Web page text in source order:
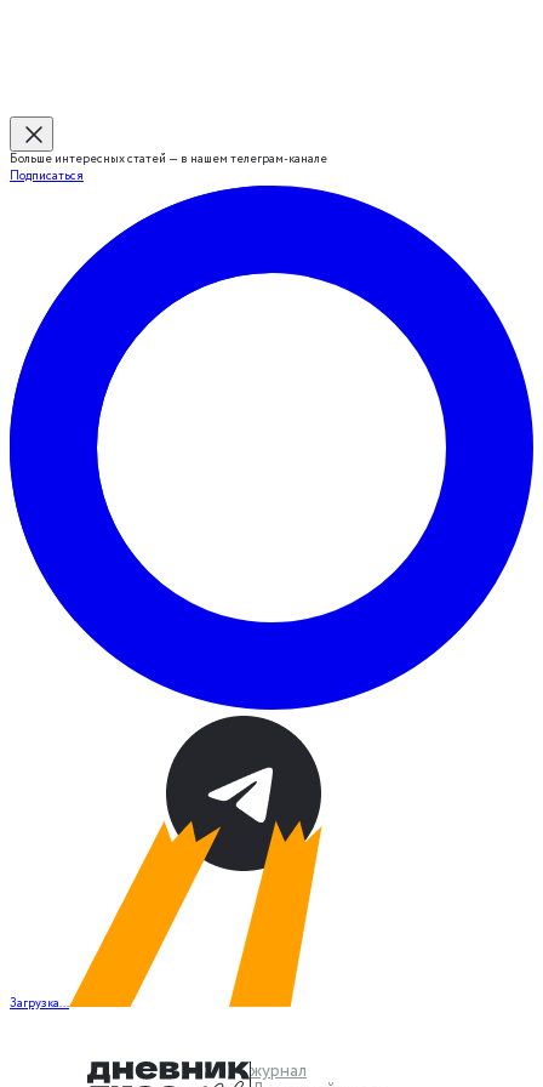
Больше интересных статей — в нашем телеграм-канале
Подписаться
Загрузка...
журнал